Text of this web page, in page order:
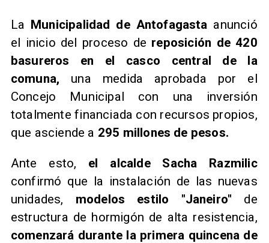
​La Municipalidad de Antofagasta anunció
el inicio del proceso de reposición de 420
basureros en el casco central de la
comuna, una medida aprobada por el
Concejo Municipal con una inversión
totalmente financiada con recursos propios,
que asciende a 295 millones de pesos.
Ante esto, el alcalde Sacha Razmilic
confirmó que la instalación de las nuevas
unidades, modelos estilo "Janeiro" de
estructura de hormigón de alta resistencia,
comenzará durante la primera quincena de